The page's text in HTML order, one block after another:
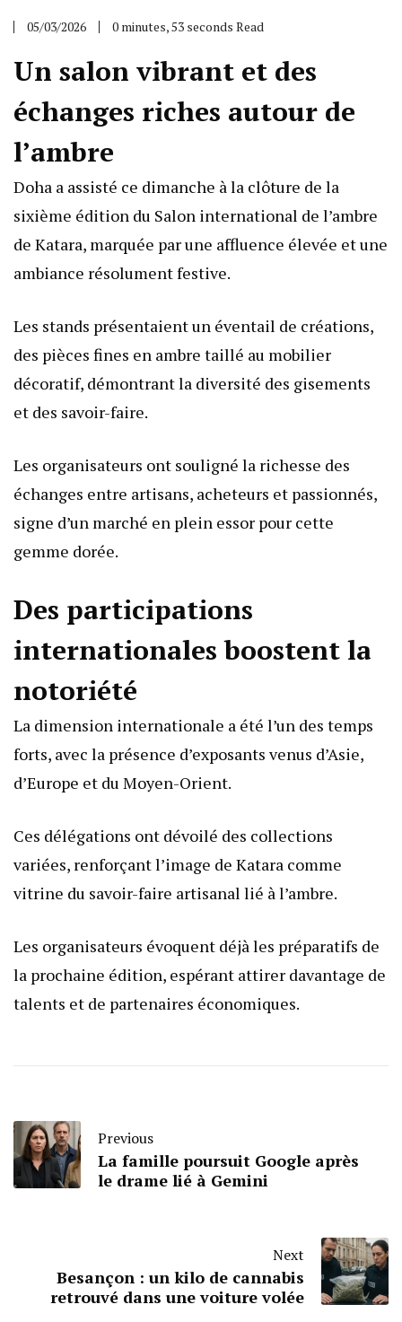
05/03/2026 0 minutes, 53 seconds Read
Un salon vibrant et des
échanges riches autour de
l’ambre
Doha a assisté ce dimanche à la clôture de la
sixième édition du Salon international de l’ambre
de Katara, marquée par une affluence élevée et une
ambiance résolument festive.
Les stands présentaient un éventail de créations,
des pièces fines en ambre taillé au mobilier
décoratif, démontrant la diversité des gisements
et des savoir-faire.
Les organisateurs ont souligné la richesse des
échanges entre artisans, acheteurs et passionnés,
signe d’un marché en plein essor pour cette
gemme dorée.
Des participations
internationales boostent la
notoriété
La dimension internationale a été l’un des temps
forts, avec la présence d’exposants venus d’Asie,
d’Europe et du Moyen-Orient.
Ces délégations ont dévoilé des collections
variées, renforçant l’image de Katara comme
vitrine du savoir-faire artisanal lié à l’ambre.
Les organisateurs évoquent déjà les préparatifs de
la prochaine édition, espérant attirer davantage de
talents et de partenaires économiques.
Previous
La famille poursuit Google après
le drame lié à Gemini
Next
Besançon : un kilo de cannabis
retrouvé dans une voiture volée